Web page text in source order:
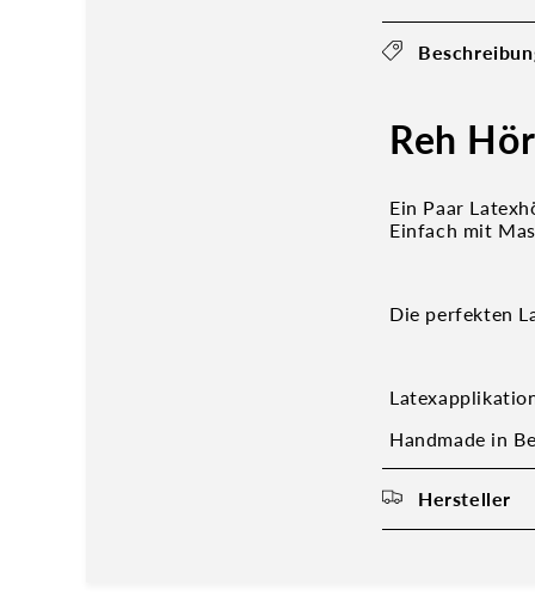
Reh
Ein Paar
Einfach mit
Die perfekten
Handmade in
Hersteller